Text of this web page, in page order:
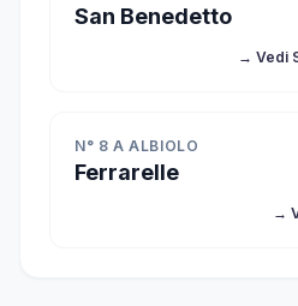
San Benedetto
→ Vedi
N° 8 A ALBIOLO
Ferrarelle
→